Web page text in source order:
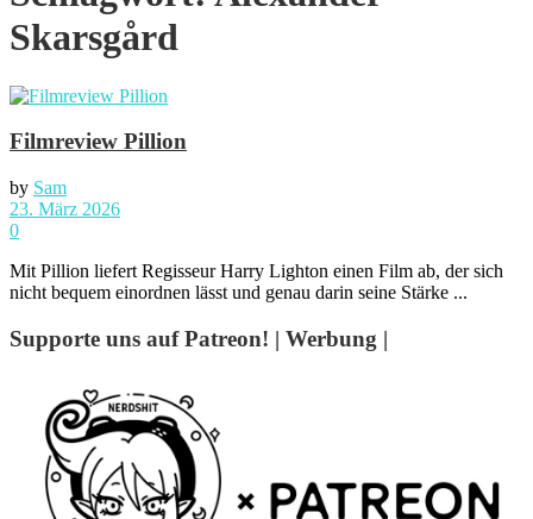
Skarsgård
Filmreview Pillion
by Sam
23. März 2026
0
Mit Pillion liefert Regisseur Harry Lighton einen Film ab, der sich
nicht bequem einordnen lässt und genau darin seine Stärke ...
Supporte uns auf Patreon! | Werbung |